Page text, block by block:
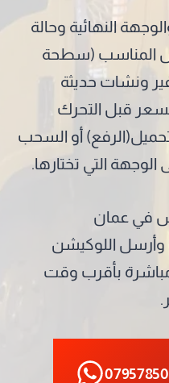
النهائية وحالة
المناسب (سطحة
ونشات حديثة
السعر قبل التحرك
أو السحب
التي تختارها.
في عمان
وأرسل اللوكيشن
بأقرب وقت